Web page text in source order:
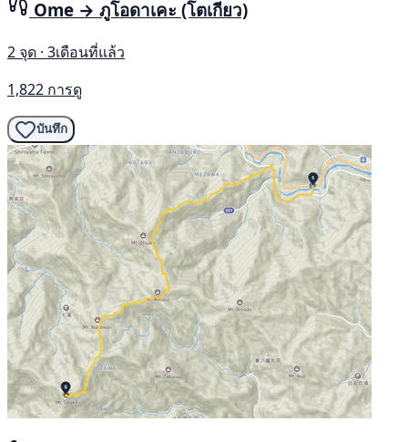
Ome → ภูโอดาเคะ (โตเกียว)
2 จุด · 3เดือนที่แล้ว
1,822 การดู
บันทึก